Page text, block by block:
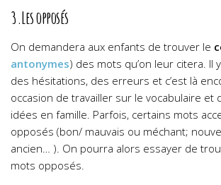
3.Les opposés
On demandera aux enfants de trouver le
antonymes) des mots qu’on leur citera. Il
des hésitations, des erreurs et c’est là
occasion de travailler sur le vocabulaire et
idées en famille. Parfois, certains mots
opposés (bon/ mauvais ou méchant;
ancien… ). On pourra alors essayer de
mots opposés.